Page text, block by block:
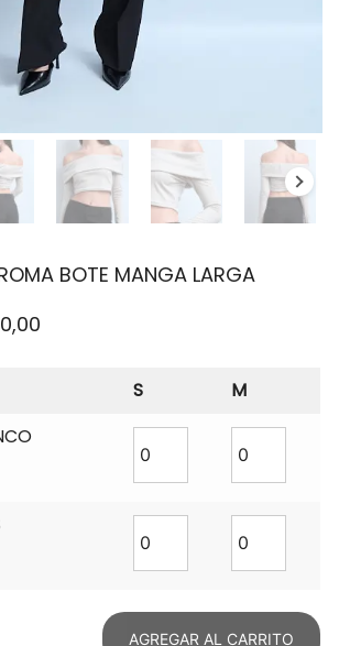
BOTE MANGA LARGA
S
M
AGREGAR AL CARRITO